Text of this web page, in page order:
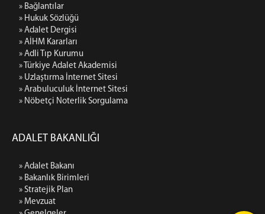
» Bağlantılar
» Hukuk Sözlüğü
» Adalet Dergisi
» AİHM Kararları
» Adli Tıp Kurumu
» Türkiye Adalet Akademisi
» Uzlaştırma İnternet Sitesi
» Arabuluculuk İnternet Sitesi
» Nöbetçi Noterlik Sorgulama
ADALET BAKANLIĞI
» Adalet Bakanı
» Bakanlık Birimleri
» Stratejik Plan
» Mevzuat